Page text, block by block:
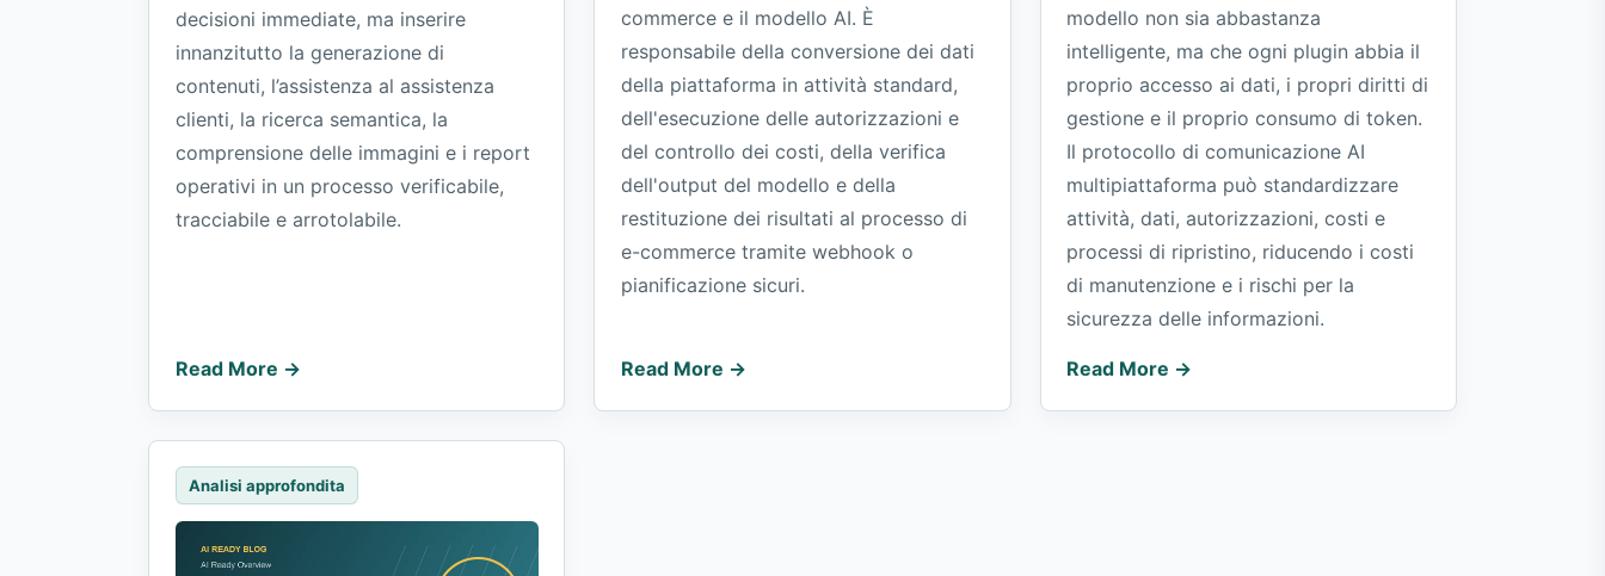
decisioni immediate, ma inserire
innanzitutto la generazione di
contenuti, l’assistenza al assistenza
clienti, la ricerca semantica, la
comprensione delle immagini e i report
operativi in un processo verificabile,
tracciabile e arrotolabile.
Read More →
commerce e il modello AI. È
responsabile della conversione dei dati
della piattaforma in attività standard,
dell'esecuzione delle autorizzazioni e
del controllo dei costi, della verifica
dell'output del modello e della
restituzione dei risultati al processo di
e-commerce tramite webhook o
pianificazione sicuri.
Read More →
modello non sia abbastanza
intelligente, ma che ogni plugin abbia il
proprio accesso ai dati, i propri diritti di
gestione e il proprio consumo di token.
Il protocollo di comunicazione AI
multipiattaforma può standardizzare
attività, dati, autorizzazioni, costi e
processi di ripristino, riducendo i costi
di manutenzione e i rischi per la
sicurezza delle informazioni.
Read More →
Analisi approfondita